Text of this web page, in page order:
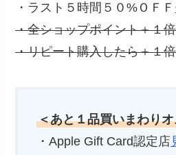
・ラスト５時間５０%ＯＦＦ
・全ショップポイント＋１倍
・リピート購入したら＋１倍
＜あと１品買いまわり
・Apple Gift Card認定店